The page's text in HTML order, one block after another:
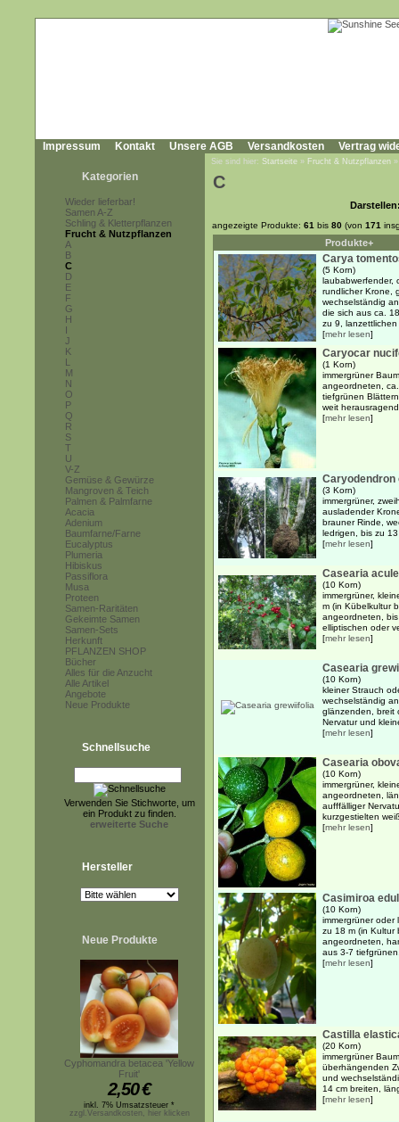
Impressum Kontakt Unsere AGB Versandkosten Vertrag
Kategorien
Wieder lieferbar!
Samen A-Z
Schling & Kletterpflanzen
Frucht & Nutzpflanzen
A
B
C
D
E
F
G
H
I
J
K
L
M
N
O
P
Q
R
S
T
U
V-Z
Gemüse & Gewürze
Mangroven & Teich
Palmen & Palmfarne
Acacia
Adenium
Baumfarne/Farne
Eucalyptus
Plumeria
Hibiskus
Passiflora
Musa
Proteen
Samen-Raritäten
Gekeimte Samen
Samen-Sets
Herkunft
PFLANZEN SHOP
Bücher
Alles für die Anzucht
Alle Artikel
Angebote
Neue Produkte
Schnellsuche
Verwenden Sie Stichworte, um
ein Produkt zu finden.
erweiterte Suche
Hersteller
Neue Produkte
Cyphomandra betacea 'Yellow
Fruit'
2,50€
inkl. 7% Umsatzsteuer *
zzgl.Versandkosten, hier klicken
Sie sind hier: Startseite » Frucht & Nutzpflanzen
C
angezeigte Produkte: 61 bis 80 (von 171
Produkte+
Carya
(5 Korn)
laubabwerfender,
rundlicher Krone,
wechselständig
die sich aus ca.
zu 9, lanzettlichen
[mehr lesen]
Caryocar
(1 Korn)
immergrüner
angeordneten,
tiefgrünen
weit
[mehr lesen]
Caryodendron
(3 Korn)
immergrüner,
ausladender
brauner Rinde,
ledrigen, bis zu
[mehr lesen]
Casearia
(10 Korn)
immergrüner,
m (in Kübelkultur
angeordneten,
elliptischen oder
[mehr lesen]
Casearia
(10 Korn)
kleiner Strauch
wechselständig
glänzenden, breit
Nervatur und
[mehr lesen]
Casearia
(10 Korn)
immergrüner,
angeordneten,
aufffälliger
kurzgestielten
[mehr lesen]
Casimiroa
(10 Korn)
immergrüner oder
zu 18 m (in Kultur
angeordneten,
aus 3-7
[mehr lesen]
Castilla
(20 Korn)
immergrüner
überhängenden
und
14 cm breiten,
[mehr lesen]